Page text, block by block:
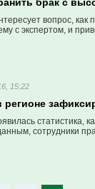
вопрос, как
с экспертом, и
15:22
статистика,
сотрудники